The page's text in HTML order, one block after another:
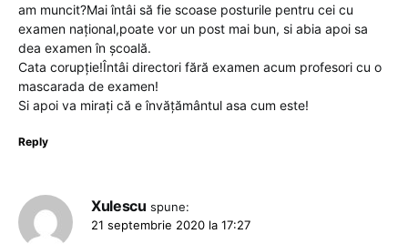
am muncit?Mai întâi să fie scoase posturile pentru cei cu
examen național,poate vor un post mai bun, si abia apoi sa
dea examen în școală.
Cata corupție!Întâi directori fără examen acum profesori cu o
mascarada de examen!
Si apoi va mirați că e învățământul asa cum este!
Reply
Xulescu spune:
21 septembrie 2020 la 17:27